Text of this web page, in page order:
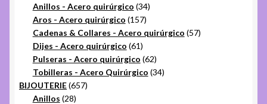
productos
Anillos - Acero quirúrgico 3434
Aros - Acero quirúrgico 157157
productos
Cadenas & Collares - Acero quirúrgico 5757
Dijes - Acero quirúrgico 6161
productos
Pulseras - Acero quirúrgico 6262
productos
Tobilleras - Acero Quirúrgico 3434
BIJOUTERIE 657657
Anillos 2828